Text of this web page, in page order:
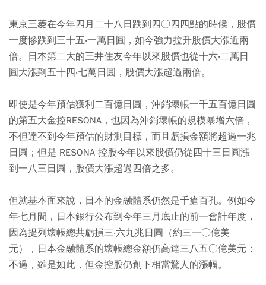
東京三菱在今年四月二十八日跌到四○四四點的時候，股價
一度慘跌到三十五‧一萬日圓，如今強力拉升股價大漲近兩
倍。日本第二大的三井住友今年以來股價也從十六‧二萬日
圓大漲到五十四‧七萬日圓，股價大漲超過兩倍。
即使是今年預估獲利二百億日圓，沖銷壞帳一千五百億日圓
的第五大金控RESONA，也因為沖銷壞帳的規模暴增六倍，
不但達不到今年預估的財測目標，而且虧損金額將超過一兆
日圓；但是 RESONA 控股今年以來股價仍從四十三日圓漲
到一八三日圓，股價大漲超過四倍之多。
但就基本面來說，日本的金融體系仍然是千瘡百孔。例如今
年七月間，日本銀行公布到今年三月底止的前一會計年度，
因為提列壞帳總共虧損三‧六九兆日圓（約三一○億美
元），日本金融體系的壞帳總金額仍高達三八五○億美元；
不過，雖是如此，但金控股仍創下相當驚人的漲幅。